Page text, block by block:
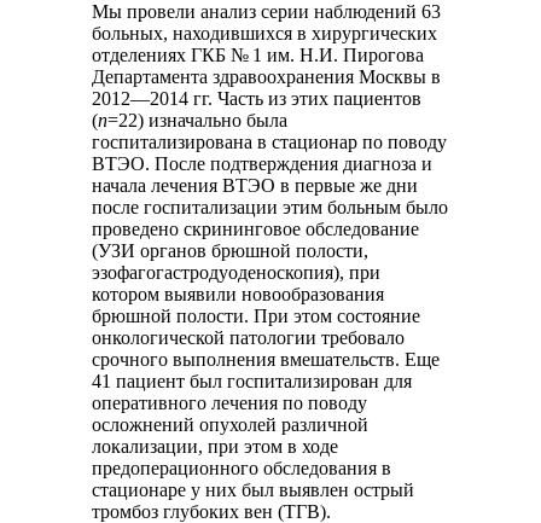
Мы провели анализ серии наблюдений 63
больных, находившихся в хирургических
отделениях ГКБ № 1 им. Н.И. Пирогова
Департамента здравоохранения Москвы в
2012—2014 гг. Часть из этих пациентов
(n=22) изначально была
госпитализирована в стационар по поводу
ВТЭО. После подтверждения диагноза и
начала лечения ВТЭО в первые же дни
после госпитализации этим больным было
проведено скрининговое обследование
(УЗИ органов брюшной полости,
эзофагогастродуоденоскопия), при
котором выявили новообразования
брюшной полости. При этом состояние
онкологической патологии требовало
срочного выполнения вмешательств. Еще
41 пациент был госпитализирован для
оперативного лечения по поводу
осложнений опухолей различной
локализации, при этом в ходе
предоперационного обследования в
стационаре у них был выявлен острый
тромбоз глубоких вен (ТГВ).